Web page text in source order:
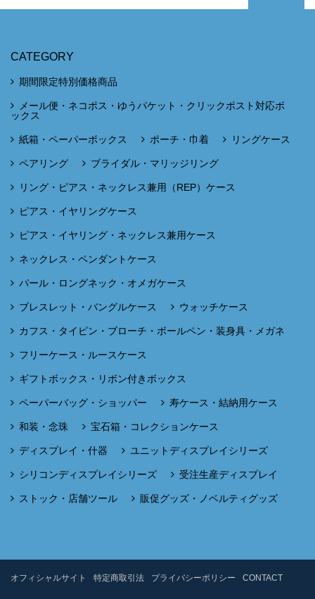
CATEGORY
期間限定特別価格商品
メール便・ネコポス・ゆうパケット・クリックポスト対応ボ
ックス
紙箱・ペーパーボックス ポーチ・巾着 リングケース
ペアリング ブライダル・マリッジリング
リング・ピアス・ネックレス兼用（REP）ケース
ピアス・イヤリングケース
ピアス・イヤリング・ネックレス兼用ケース
ネックレス・ペンダントケース
パール・ロングネック・オメガケース
ブレスレット・バングルケース ウォッチケース
カフス・タイピン・ブローチ・ボールペン・装身具・メガネ
フリーケース・ルースケース
ギフトボックス・リボン付きボックス
ペーパーバッグ・ショッパー 寿ケース・結納用ケース
和装・念珠 宝石箱・コレクションケース
ディスプレイ・什器 ユニットディスプレイシリーズ
シリコンディスプレイシリーズ 受注生産ディスプレイ
ストック・店舗ツール 販促グッズ・ノベルティグッズ
オフィシャルサイト 特定商取引法 プライバシーポリシー CONTACT